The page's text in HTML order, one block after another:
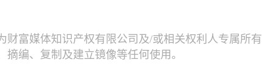
财富媒体知识产权有限公司及/或相关权利人专属所有
编、复制及建立镜像等任何使用。